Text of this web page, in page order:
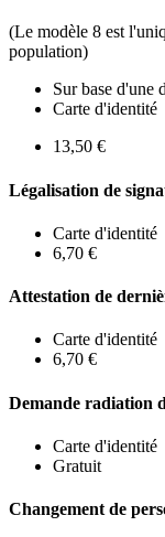
(Le modèle 8 est
population)
Sur base d'une
Carte d'identité
13,50 €
Légalisation de
Carte d'identité
6,70 €
Attestation de
Carte d'identité
6,70 €
Demande radiation
Carte d'identité
Gratuit
Changement de